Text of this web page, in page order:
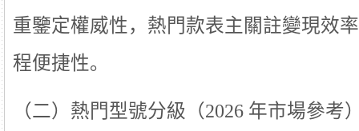
重鑒定權威性，熱門款表主關註變現效
程便捷性。
（二）熱門型號分級（2026 年市場參考